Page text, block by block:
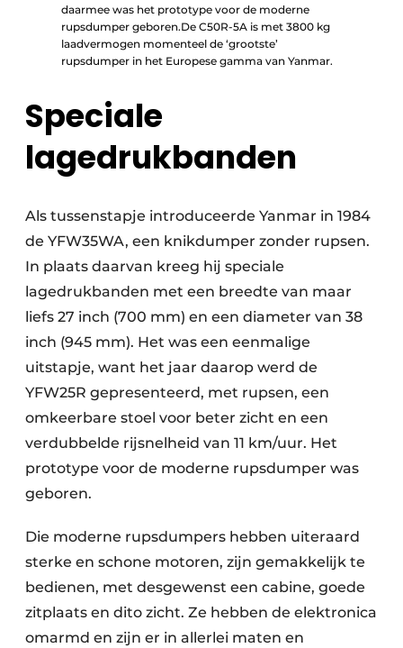
daarmee was het prototype voor de moderne
rupsdumper geboren.De C50R-5A is met 3800 kg
laadvermogen momenteel de ‘grootste’
rupsdumper in het Europese gamma van Yanmar.
Speciale
lagedrukbanden
Als tussenstapje introduceerde Yanmar in 1984
de YFW35WA, een knikdumper zonder rupsen.
In plaats daarvan kreeg hij speciale
lagedrukbanden met een breedte van maar
liefs 27 inch (700 mm) en een diameter van 38
inch (945 mm). Het was een eenmalige
uitstapje, want het jaar daarop werd de
YFW25R gepresenteerd, met rupsen, een
omkeerbare stoel voor beter zicht en een
verdubbelde rijsnelheid van 11 km/uur. Het
prototype voor de moderne rupsdumper was
geboren.
Die moderne rupsdumpers hebben uiteraard
sterke en schone motoren, zijn gemakkelijk te
bedienen, met desgewenst een cabine, goede
zitplaats en dito zicht. Ze hebben de elektronica
omarmd en zijn er in allerlei maten en